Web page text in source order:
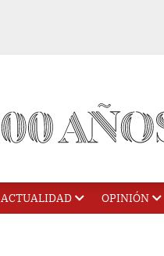
ACTUALIDAD OPINIÓN